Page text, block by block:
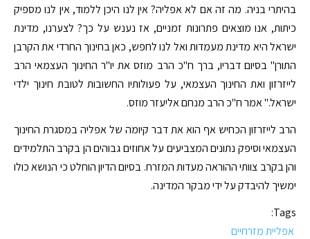
בהיתרי בניה. מה זה אם לא אפליה? אין לנו היכן ללמוד, אין לנו מספיק
כיתות, אנו מוצאים פתרונות זמניים, אז נענש על כך? לצערנו, מדינת
ישראל היא מדינת מעמדות ואל לנו לחפש, כאן בחינוך החרדי את הקרבן
התורן" בסיום דבריו, ברך ח"כ הרב מוזס את יו"ר החינוך העצמאי הרב
לייזרזון ואת החינוך העצמאי, על פעולותיו החשובות לטובת חינוך ילדי
ישראל." אמר ח"כ הרב מנחם אליעזר מוזס.
הרב לייזרזון הכחיש אף הוא את דבר קיומה של אפליה במסגרת החינוך
העצמאי וסיפק נתונים המצביעים על אחוזים גבוהים הן בקרב התלמידים
והן בקרב צוותי ההוראה מעדות המזרח. בסיום הדיון הוחלט כי הנושא כולו
ימשיך להיבדק על ידי מבקר המדינה.
Tags:
אפליית מזרחיים